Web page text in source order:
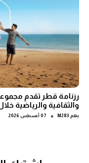
رزنامة قطر تقدم
والثقافية
بقلم M283
● 07 أغسطس 2026